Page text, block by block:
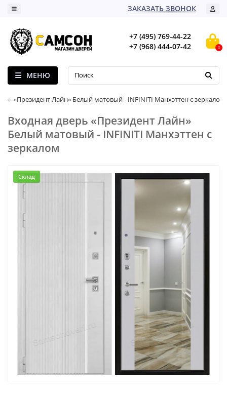
ЗАКАЗАТЬ ЗВОНОК
+7 (495) 769-44-22
+7 (968) 444-07-42
0
МЕНЮ
«Президент Лайн» Белый матовый - INFINITI Манхэттен с зеркалом
Входная дверь «Президент Лайн»
Белый матовый - INFINITI Манхэттен с
зеркалом
Склад